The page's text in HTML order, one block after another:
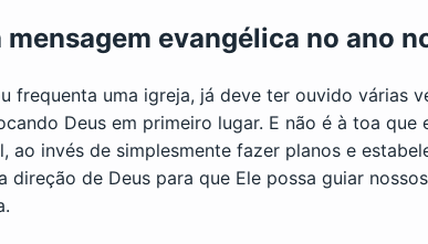
mensagem evangélica no ano
frequenta uma igreja, já deve ter ouvido várias
Deus em primeiro lugar. E não é à toa que
ao invés de simplesmente fazer planos e
direção de Deus para que Ele possa guiar